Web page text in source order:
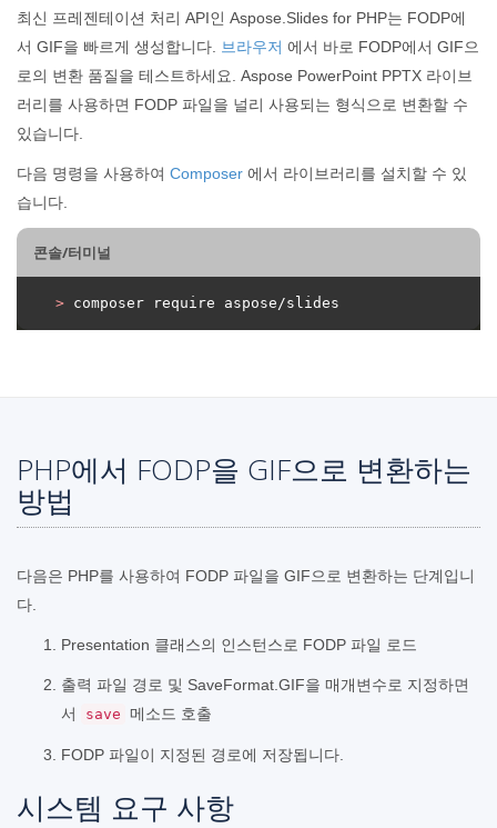
최신 프레젠테이션 처리 API인 Aspose.Slides for PHP는 FODP에
서 GIF을 빠르게 생성합니다.
브라우저 에서 바로 FODP에서 GIF으
로의 변환 품질을 테스트하세요. Aspose PowerPoint PPTX 라이브
러리를 사용하면 FODP 파일을 널리 사용되는 형식으로 변환할 수
있습니다.
다음 명령을 사용하여 Composer 에서 라이브러리를 설치할 수 있
습니다.
콘솔/터미널
> composer require aspose/slides
PHP에서 FODP을 GIF으로 변환하는
방법
다음은 PHP를 사용하여 FODP 파일을 GIF으로 변환하는 단계입니
다.
Presentation 클래스의 인스턴스로 FODP 파일 로드
출력 파일 경로 및 SaveFormat.GIF을 매개변수로 지정하면
서
save 메소드 호출
FODP 파일이 지정된 경로에 저장됩니다.
시스템 요구 사항